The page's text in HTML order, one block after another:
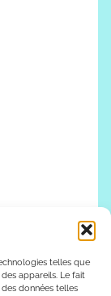
telles que
appareils. Le fait
données telles